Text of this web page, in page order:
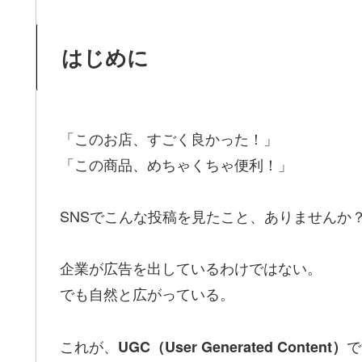
はじめに
「このお店、すごく良かった！」
「この商品、めちゃくちゃ便利！」
SNSでこんな投稿を見たこと、ありませんか
企業が広告を出しているわけではない。
でも自然と広がっている。
これが、 UGC（User Generated Content）